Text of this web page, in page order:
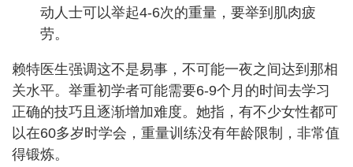
动人士可以举起4-6次的重量，要举到肌肉疲
劳。
赖特医生强调这不是易事，不可能一夜之间达到那相
关水平。举重初学者可能需要6-9个月的时间去学习
正确的技巧且逐渐增加难度。她指，有不少女性都可
以在60多岁时学会，重量训练没有年龄限制，非常值
得锻炼。